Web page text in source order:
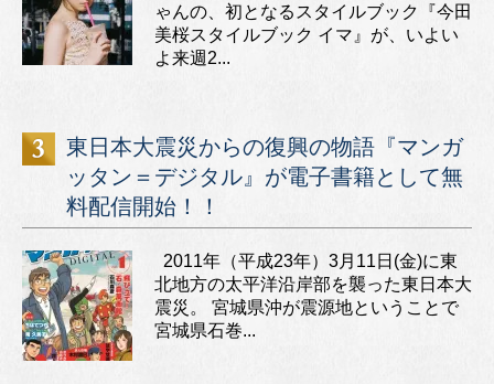
ゃんの、初となるスタイルブック『今田
美桜スタイルブック イマ』が、いよい
よ来週2...
東日本大震災からの復興の物語『マンガ
ッタン＝デジタル』が電子書籍として無
料配信開始！！
2011年（平成23年）3月11日(金)に東
北地方の太平洋沿岸部を襲った東日本大
震災。 宮城県沖が震源地ということで
宮城県石巻...